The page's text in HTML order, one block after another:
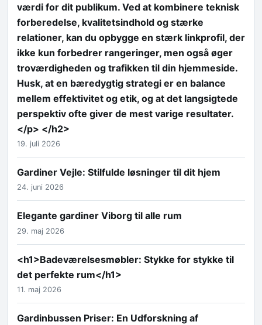
værdi for dit publikum. Ved at kombinere teknisk
forberedelse, kvalitetsindhold og stærke
relationer, kan du opbygge en stærk linkprofil, der
ikke kun forbedrer rangeringer, men også øger
troværdigheden og trafikken til din hjemmeside.
Husk, at en bæredygtig strategi er en balance
mellem effektivitet og etik, og at det langsigtede
perspektiv ofte giver de mest varige resultater.
</p> </h2>
19. juli 2026
Gardiner Vejle: Stilfulde løsninger til dit hjem
24. juni 2026
Elegante gardiner Viborg til alle rum
29. maj 2026
<h1>Badeværelsesmøbler: Stykke for stykke til
det perfekte rum</h1>
11. maj 2026
Gardinbussen Priser: En Udforskning af